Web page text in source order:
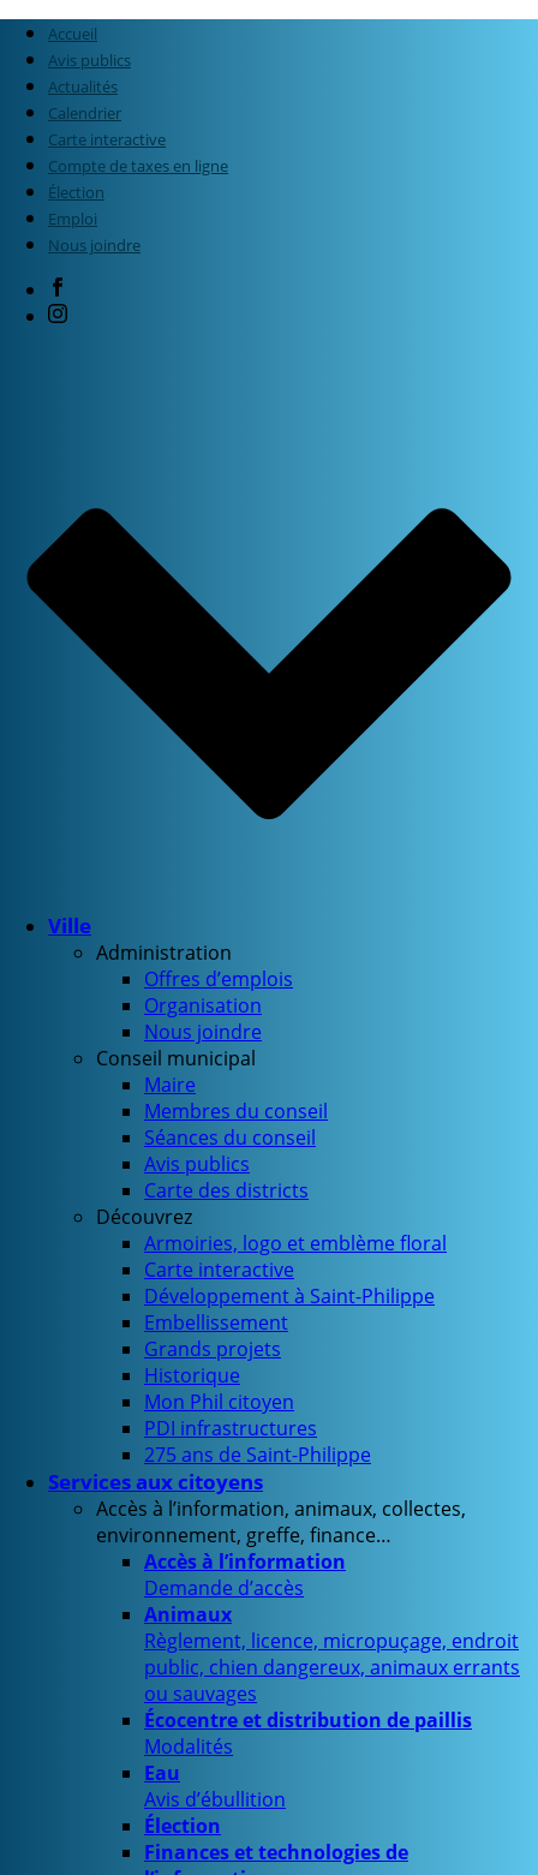
Accueil
Avis publics
Actualités
Calendrier
Carte interactive
Compte de taxes en ligne
Élection
Emploi
Nous joindre
Ville
Administration
Offres d’emplois
Organisation
Nous joindre
Conseil municipal
Maire
Membres du conseil
Séances du conseil
Avis publics
Carte des districts
Découvrez
Armoiries, logo et emblème floral
Carte interactive
Développement à Saint-Philippe
Embellissement
Grands projets
Historique
Mon Phil citoyen
PDI infrastructures
275 ans de Saint-Philippe
Services aux citoyens
Accès à l’information, animaux, collectes,
environnement, greffe, finance…
Accès à l’information
Demande d’accès
Animaux
Règlement, licence, micropuçage, endroit
public, chien dangereux, animaux errants
ou sauvages
Écocentre et distribution de paillis
Modalités
Eau
Avis d’ébullition
Élection
Finances et technologies de